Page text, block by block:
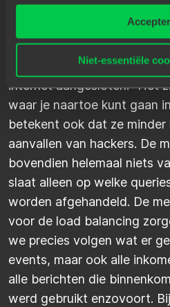
Meer weten? Klik hierboven op
Niet-essentiële
Dit is te voorkomen door
af te laten handelen door
broker. De verschillende
elkaar geknoopt en zijn
internet aangesloten. "Het
waar je naartoe kunt gaan
betekent ook dat ze
aanvallen van hackers. De
bovendien helemaal niets
slaat alleen op welke
worden afgehandeld. De
voor de load balancing
we precies volgen wat er
events, maar ook alle
alle berichten die
werd gebruikt enzovoort.